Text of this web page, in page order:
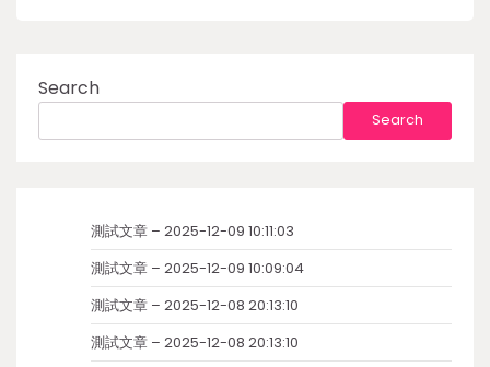
Search
Search
測試文章 – 2025-12-09 10:11:03
測試文章 – 2025-12-09 10:09:04
測試文章 – 2025-12-08 20:13:10
測試文章 – 2025-12-08 20:13:10